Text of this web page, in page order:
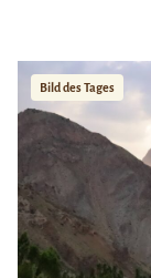
Bild des Tages